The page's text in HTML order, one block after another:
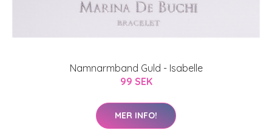
Namnarmband Guld - Isabelle
99 SEK
MER INFO!